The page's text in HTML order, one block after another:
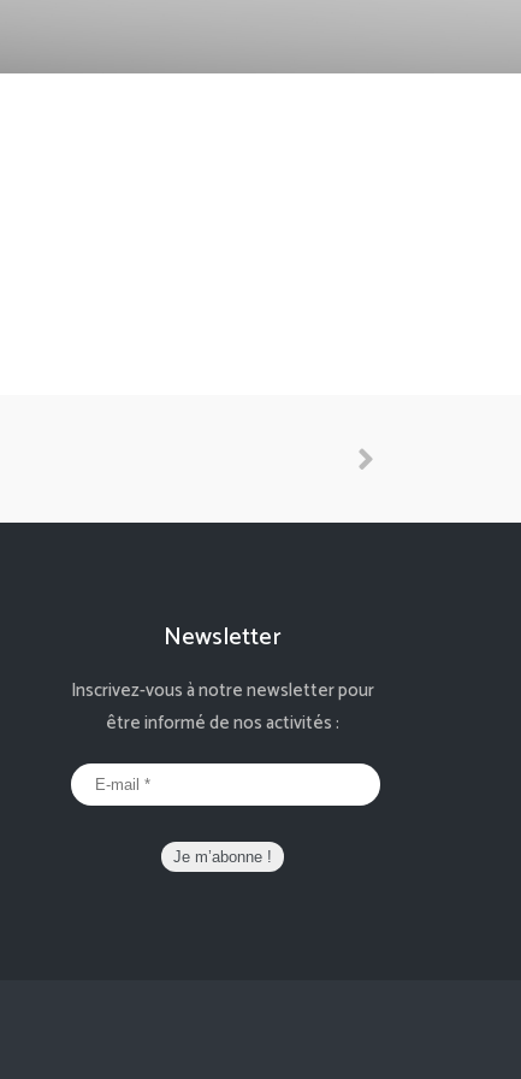
Newsletter
Inscrivez-vous à notre newsletter pour
être informé de nos activités :